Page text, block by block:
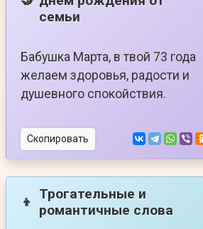
семьи
Бабушка Марта, в твой 73 года
желаем здоровья, радости и
душевного спокойствия.
Скопировать
👦
Трогательные и
романтичные слова